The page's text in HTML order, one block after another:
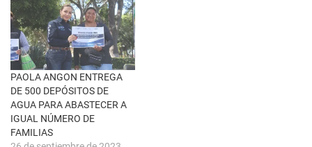
a
v
e
n
t
a
n
a
n
u
e
v
a
)
PAOLA ANGON ENTREGA
DE 500 DEPÓSITOS DE
AGUA PARA ABASTECER A
IGUAL NÚMERO DE
FAMILIAS